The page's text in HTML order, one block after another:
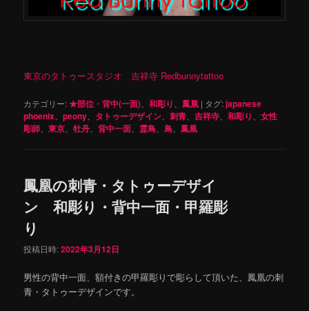
東京のタトゥースタジオ 吉祥寺 Redbunnytattoo
カテゴリー:★部位・背中(一面) 、和彫り 鳳凰 | タグ:japanese
phoenix 、peony タトゥーデザイン 、刺青 、吉祥寺 、和彫り 、女性
彫師 、東京 、牡丹 、背中一面 霊鳥 、鳥 鳳凰
鳳凰の刺青・タトゥーデザイ
ン 和彫り・背中一面・甲羅彫
り
投稿日時:2022年3月12日
男性の背中一面、額付きの甲羅彫りで彫らして頂いた、鳳凰の刺
青・タトゥーデザインです。